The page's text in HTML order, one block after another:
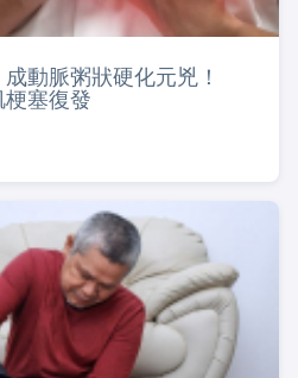
動脈粥狀硬化元兇！
塞復發